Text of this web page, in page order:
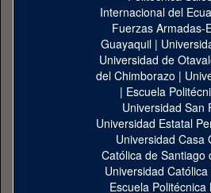
Internacional del
Fuerzas Armadas-
Guayaquil|
Universidad de
del Chimborazo |
| Escuela
Universidad San
Universidad Estatal
Universidad Casa
Católica de Santiago
Universidad
Escuela Politécnica